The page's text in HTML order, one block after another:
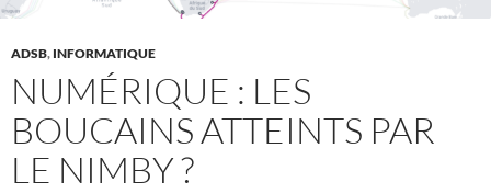
ADSB, INFORMATIQUE
NUMÉRIQUE : LES
BOUCAINS ATTEINTS PAR
LE NIMBY ?